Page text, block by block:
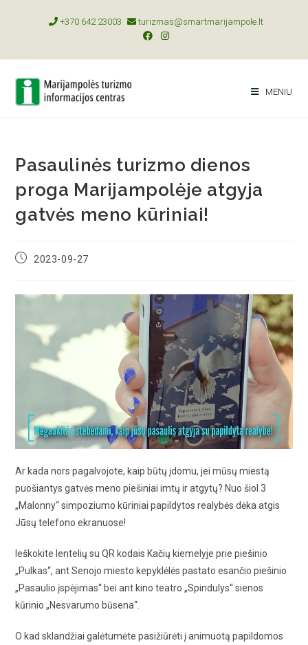
+370 642 23003 turizmas@smartmarijampole.lt
MENIU
Pasaulinės turizmo dienos
proga Marijampolėje atgyja
gatvės meno kūriniai!
2023-09-27
Ar kada nors pagalvojote, kaip būtų įdomu, jei mūsų miestą
puošiantys gatvės meno piešiniai imtų ir atgytų? Nuo šiol 3
„Malonny“ simpoziumo kūriniai papildytos realybės dėka atgis
Jūsų telefono ekranuose!
Ieškokite lentelių su QR kodais Kačių kiemelyje prie piešinio
„Pulkas“, ant Senojo miesto kepyklėlės pastato esančio piešinio
„Pasaulio įspėjimas“ bei ant kino teatro „Spindulys“ sienos
kūrinio „Nesvarumo būsena“.
O kad sklandžiai galėtumėte pasižiūrėti į animuotą papildomos